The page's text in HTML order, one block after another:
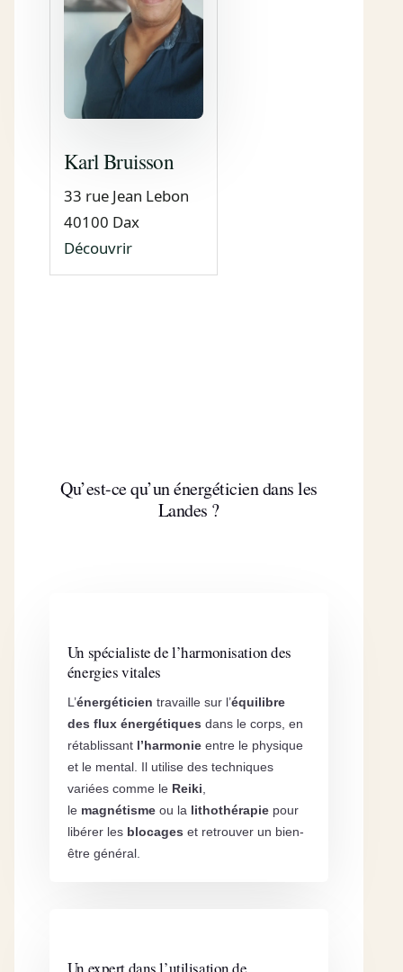
Karl Bruisson
33 rue Jean Lebon
40100 Dax
Découvrir
Qu’est-ce qu’un énergéticien dans les
Landes ?
Un spécialiste de l’harmonisation des
énergies vitales
L’énergéticien travaille sur l’équilibre
des flux énergétiques dans le corps, en
rétablissant l’harmonie entre le physique
et le mental. Il utilise des techniques
variées comme le Reiki
le magnétisme ou la lithothérapie pour
libérer les blocages et retrouver un bien-
être général.